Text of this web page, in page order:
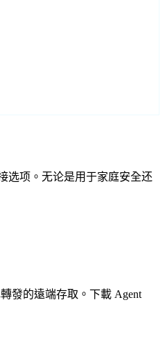
选项。无论是用于家庭安全还
發的遠端存取。下載 Agent